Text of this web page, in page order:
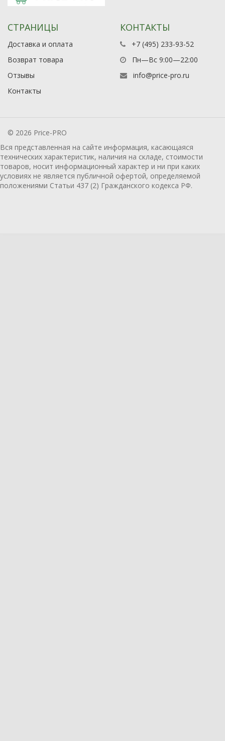
СТРАНИЦЫ
Доставка и оплата
Возврат товара
Отзывы
Контакты
КОНТАКТЫ
+7 (495) 233-93-52
Пн—Вс 9:00—22:00
info@price-pro.ru
© 2026 Price-PRO
Вся представленная на сайте информация, касающаяся
технических характеристик, наличия на складе, стоимости
товаров, носит информационный характер и ни при каких
условиях не является публичной офертой, определяемой
положениями Статьи 437 (2) Гражданского кодекса РФ.